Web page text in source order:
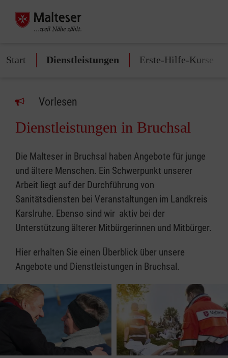
Start Dienstleistungen Erste-Hilfe-Kurse
Vorlesen
Dienstleistungen in Bruchsal
Die Malteser in Bruchsal haben Angebote für junge
und ältere Menschen. Ein Schwerpunkt unserer
Arbeit liegt auf der Durchführung von
Sanitätsdiensten bei Veranstaltungen im Landkreis
Karslruhe. Ebenso sind wir aktiv bei der
Unterstützung älterer Mitbürgerinnen und Mitbürger.
Hier erhalten Sie einen Überblick über unsere
Angebote und Dienstleistungen in Bruchsal.